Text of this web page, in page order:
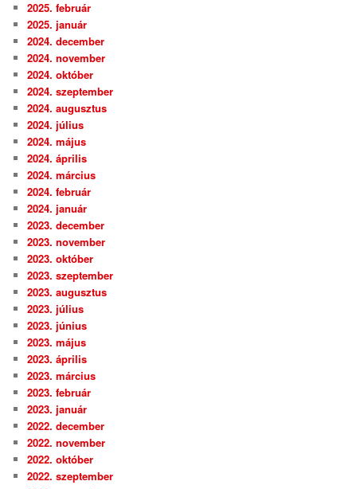
2025. február
2025. január
2024. december
2024. november
2024. október
2024. szeptember
2024. augusztus
2024. július
2024. május
2024. április
2024. március
2024. február
2024. január
2023. december
2023. november
2023. október
2023. szeptember
2023. augusztus
2023. július
2023. június
2023. május
2023. április
2023. március
2023. február
2023. január
2022. december
2022. november
2022. október
2022. szeptember